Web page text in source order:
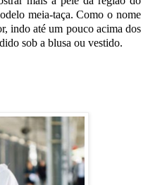
meia-taça. Como o nome
indo até um pouco acima dos
sob a blusa ou vestido.